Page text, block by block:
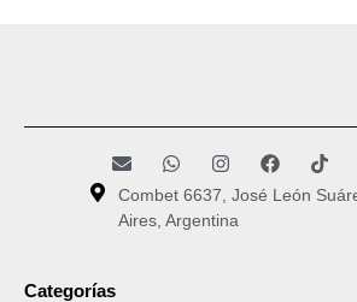
Combet 6637, José León
Aires, Argentina
Categorías